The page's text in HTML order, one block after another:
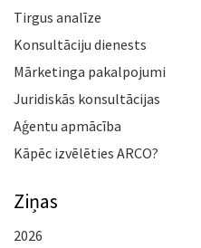
Tirgus analīze
Konsultāciju dienests
Mārketinga pakalpojumi
Juridiskās konsultācijas
Aģentu apmācība
Kāpēc izvēlēties ARCO?
Ziņas
2026